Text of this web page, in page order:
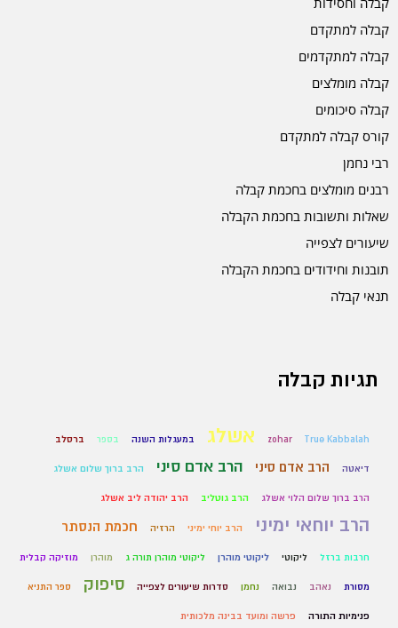
קבלה למתקדם
קבלה למתקדמים
קבלה מומלצים
קבלה סיכומים
קורס קבלה למתקדם
רבי נחמן
רבנים מומלצים בחכמת קבלה
שאלות ותשובות בחכמת הקבלה
שיעורים לצפייה
תובנות וחידודים בחכמת הקבלה
תנאי קבלה
תגיות קבלה
True Kabbalah
zohar אשלג במעגלות השנה בספר ברסלב
דיאטה הרב אדם סיני הרב אדם סיני הרב ברוך שלום אשלג
הרב ברוך שלום הלוי אשלג הרב גוטליב הרב יהודה ליב אשלג
הרב יוחאי ימיני הרב יוחי ימיני הרזיה חכמת הנסתר
חרבות ברזל ליקוטי ליקוטי מוהרן ליקוטי מוהרן תורה ג מוהרן מוזיקה קבלית
מסורת נאהב נבואה נחמן סדרות שיעורים לצפייה סיפוק ספר התניא
פנימיות התורה פרשה ומועד בבינה מלכותית